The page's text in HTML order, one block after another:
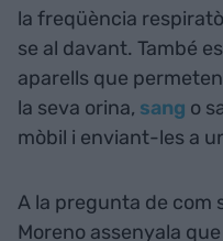
la freqüència
se al davant. També
aparells que
la seva orina, sang o
mòbil i enviant-les a
A la pregunta de com
Moreno assenyala